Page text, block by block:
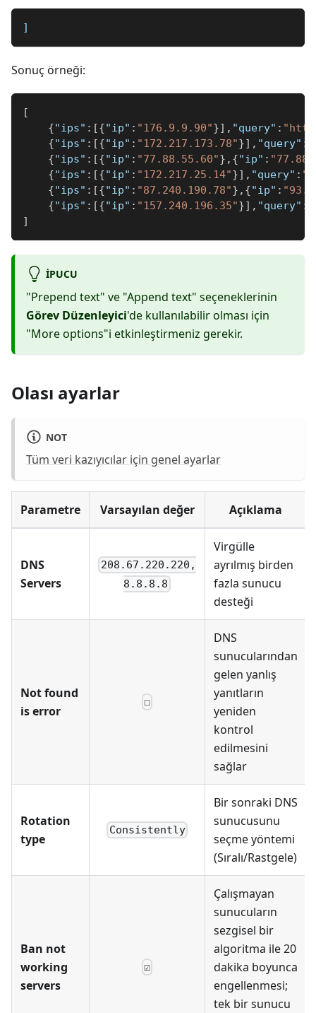
]
Sonuç örneği:
[
{"ips" : [{"ip" : "176.9.9.90"}] , "query" :
{"ips" : [{"ip" : "172.217.173.78"}] , "query" :
{"ips" : [{"ip" : "77.88.55.60"} , {"ip" :
{"ips" : [{"ip" : "172.217.25.14"}] , "query" :
{"ips" : [{"ip" : "87.240.190.78"} , {"ip" :
{"ips" : [{"ip" : "157.240.196.35"}] , "query" :
]
IPUCU
"Prepend text" ve "Append text" seçeneklerinin
Görev Düzenleyici'de kullanılabilir olması için
"More options"i etkinleştirmeniz gerekir.
Olası ayarlar
NOT
Tüm veri kazıyıcılar için genel ayarlar
Parametre Varsayılan değer Açıklama
DNS
Servers
208.67.220.220,
8.8.8.8
Virgülle
ayrılmış birden
fazla sunucu
desteği
Not found
is error
☐
DNS
sunucularından
gelen yanlış
yanıtların
yeniden
kontrol
edilmesini
sağlar
Rotation
type
Consistently
Bir sonraki DNS
sunucusunu
seçme yöntemi
(Sıralı/Rastgele)
Ban not
working
servers
☑
Çalışmayan
sunucuların
sezgisel bir
algoritma ile 20
dakika boyunca
engellenmesi;
tek bir sunucu